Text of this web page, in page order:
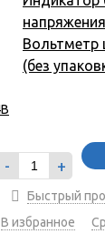
Вольтметр
(без
- +
Быстрый
В избранное